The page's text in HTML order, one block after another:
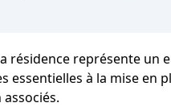
résidence représente
essentielles à la mise